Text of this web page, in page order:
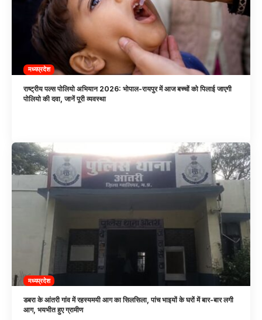
मध्यप्रदेश
राष्ट्रीय पल्स पोलियो अभियान 2026: भोपाल-रायपुर में आज बच्चों को पिलाई जाएगी
पोलियो की दवा, जानें पूरी व्यवस्था
मध्यप्रदेश
डबरा के आंतरी गांव में रहस्यमयी आग का सिलसिला, पांच भाइयों के घरों में बार-बार लगी
आग, भयभीत हुए ग्रामीण